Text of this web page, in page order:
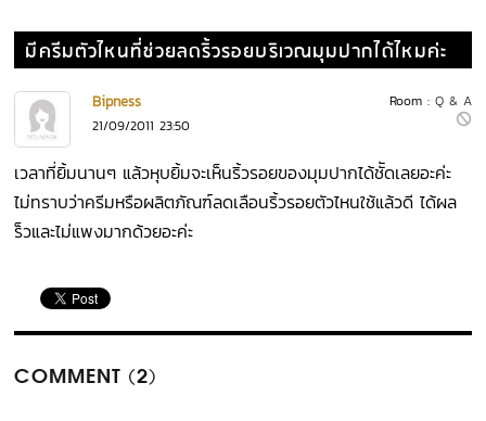
มีครีมตัวไหนที่ช่วยลดริ้วรอยบริเวณมุมปากได้ไหมค่ะ
Room : Q & A
Bipness
21/09/2011 23:50
เวลาที่ยิ้มนานๆ แล้วหุบยิ้มจะเห็นริ้วรอยของมุมปากได้ชััดเลยอะค่ะ
ไม่ทราบว่าครีมหรือผลิตภัณฑ์ลดเลือนริ้วรอยตัวไหนใช้แล้วดี ได้ผล
ร็วและไม่แพงมากด้วยอะค่ะ
COMMENT (2)